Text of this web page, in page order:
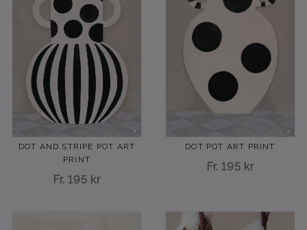
DOT AND STRIPE POT ART
PRINT
Fr. 195 kr
DOT POT ART PRINT
Fr. 195 kr